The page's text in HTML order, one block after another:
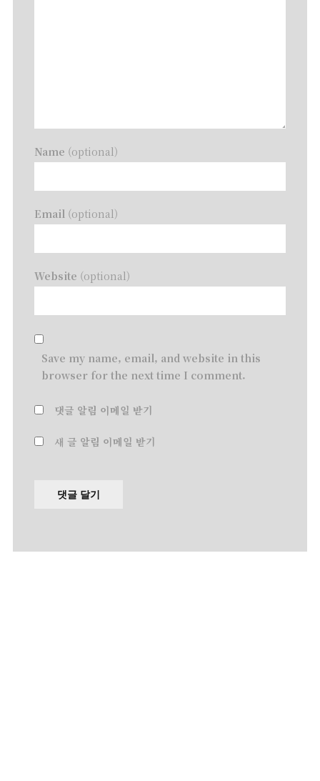
Name (optional)
Email (optional)
Website (optional)
Save my name, email, and website in this
browser for the next time I comment.
댓글 알림 이메일 받기
새 글 알림 이메일 받기